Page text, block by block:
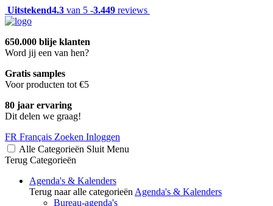
Uitstekend4.3 van 5 -3.449 reviews
650.000 blije klanten
Word jij een van hen?
Gratis samples
Voor producten tot €5
80 jaar ervaring
Dit delen we graag!
FR Français Zoeken Inloggen
Alle Categorieën Sluit Menu
Terug Categorieën
Agenda's & Kalenders
Terug naar alle categorieën Agenda's & Kalenders
Bureau-agenda's